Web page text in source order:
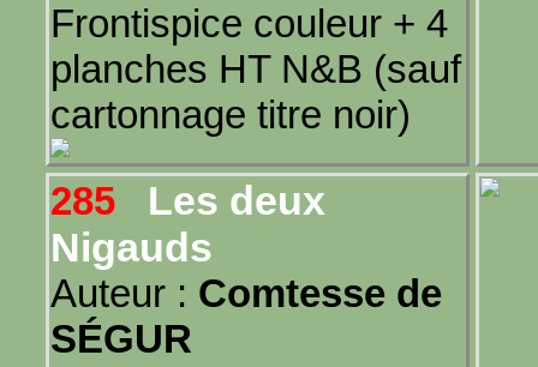
Frontispice couleur + 4
planches HT N&B (sauf
cartonnage titre noir)
285
Les deux
Nigauds
Auteur : Comtesse de
SÉGUR